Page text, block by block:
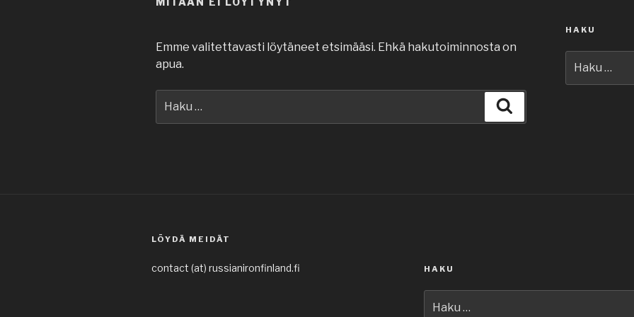
Emme valitettavasti löytäneet etsimääsi. Ehkä hakutoiminnosta on
apua.
HAKU
LÖYDÄ MEIDÄT
contact (at) russianironfinland.fi HAKU